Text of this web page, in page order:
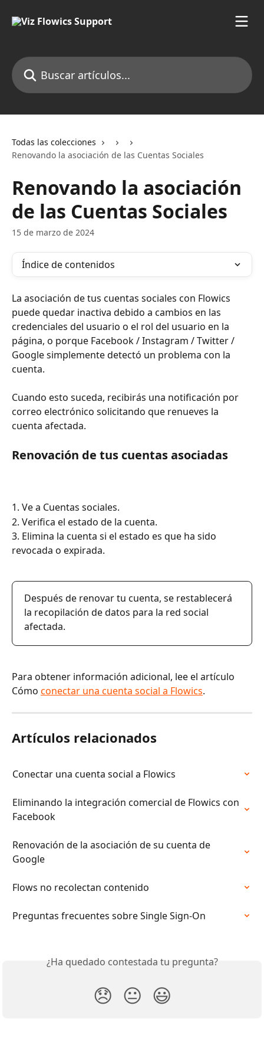
Buscar artículos...
Todas las colecciones
Renovando la asociación de las Cuentas Sociales
Renovando la asociación
de las Cuentas Sociales
15 de marzo de 2024
Índice de contenidos
La asociación de tus cuentas sociales con Flowics
puede quedar inactiva debido a cambios en las
credenciales del usuario o el rol del usuario en la
página, o porque Facebook / Instagram / Twitter /
Google simplemente detectó un problema con la
cuenta.
Cuando esto suceda, recibirás una notificación por
correo electrónico solicitando que renueves la
cuenta afectada.
Renovación de tus cuentas asociadas
1. Ve a Cuentas sociales.
2. Verifica el estado de la cuenta.
3. Elimina la cuenta si el estado es que ha sido
revocada o expirada.
Después de renovar tu cuenta, se restablecerá
la recopilación de datos para la red social
afectada.
Para obtener información adicional, lee el artículo
Cómo conectar una cuenta social a Flowics.
Artículos relacionados
Conectar una cuenta social a Flowics
Eliminando la integración comercial de Flowics con
Facebook
Renovación de la asociación de su cuenta de
Google
Flows no recolectan contenido
Preguntas frecuentes sobre Single Sign-On
¿Ha quedado contestada tu pregunta?
😞 😐 😃